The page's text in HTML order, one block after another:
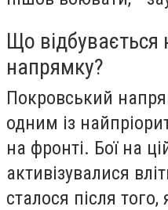
Що
напрямку?
Покровський
одним із
на фронті. Бої на
активізувалися
сталося після того,